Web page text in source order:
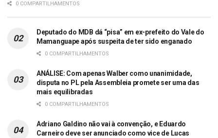
0 COMPARTILHAMENTOS
Deputado do MDB dá “pisa” em ex-prefeito do Vale do
Mamanguape após suspeita de ter sido enganado
0 COMPARTILHAMENTOS
ANÁLISE: Com apenas Walber como unanimidade,
disputa no PL pela Assembleia promete ser uma das
mais equilibradas
0 COMPARTILHAMENTOS
Adriano Galdino não vai à convenção, e Eduardo
Carneiro deve ser anunciado como vice de Lucas